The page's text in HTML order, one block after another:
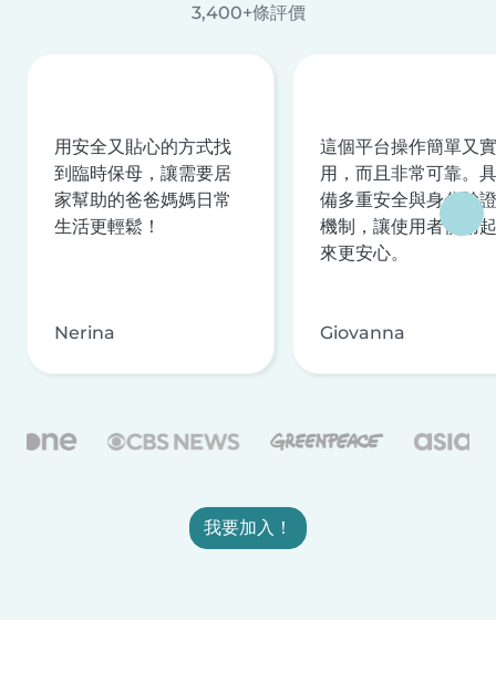
3,400+條評價
用安全又貼心的方式找
到臨時保母，讓需要居
家幫助的爸爸媽媽日常
生活更輕鬆！
Nerina
這個平台操作簡單又實
用，而且非常可靠。具
備多重安全與身分驗證
機制，讓使用者使用起
來更安心。
Giovanna
我要加入！